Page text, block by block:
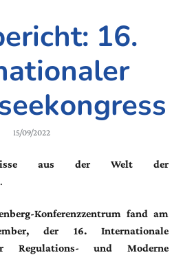
16.
15/09/2022
aus der Welt der
.
Konferenzzentrum fand am
der 16. Internationale
Regulations- und Moderne